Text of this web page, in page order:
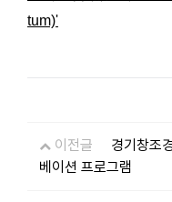
tum)'
이전글
경기창조
베이션 프로그램